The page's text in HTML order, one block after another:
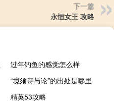
下一篇
永恒女王 攻略
过年钓鱼的感觉怎么样
“境须诗与论”的出处是哪里
精英53攻略